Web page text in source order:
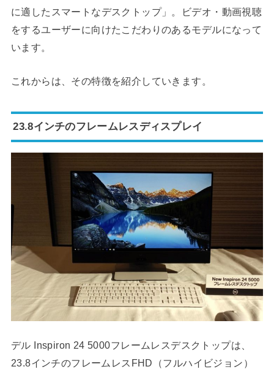
に適したスマートなデスクトップ」。ビデオ・動画視聴
をするユーザーに向けたこだわりのあるモデルになって
います。
これからは、その特徴を紹介していきます。
23.8インチのフレームレスディスプレイ
デル Inspiron 24 5000フレームレスデスクトップは、
23.8インチのフレームレスFHD（フルハイビジョン）